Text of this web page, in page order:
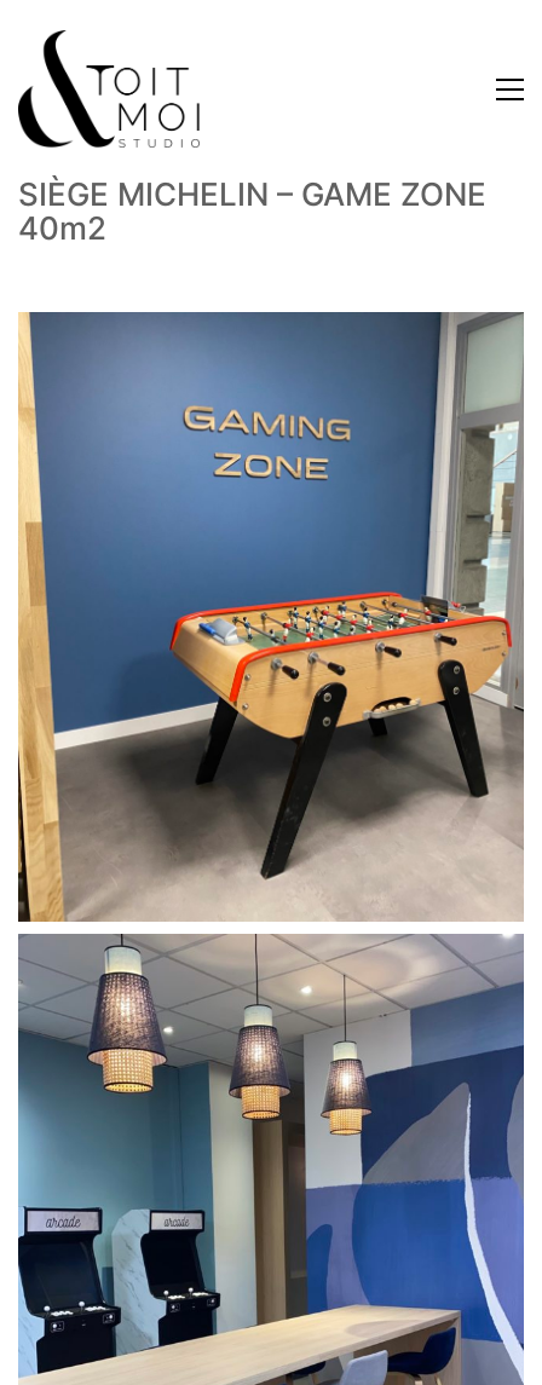
SIÈGE MICHELIN – GAME ZONE
40m2